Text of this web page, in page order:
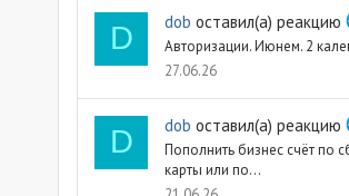
D dob оставил(а) реакцию
Авторизации. Июнем. 2
27.06.26
D dob оставил(а) реакцию
Пополнить бизнес счёт по
карты или по...